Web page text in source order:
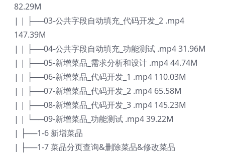
82.29M
| | ├──03-公共字段自动填充_代码开发_2 .mp4
147.39M
| | ├──04-公共字段自动填充_功能测试 .mp4 31.96M
| | ├──05-新增菜品_需求分析和设计 .mp4 44.74M
| | ├──06-新增菜品_代码开发_1 .mp4 110.03M
| | ├──07-新增菜品_代码开发_2 .mp4 65.58M
| | ├──08-新增菜品_代码开发_3 .mp4 145.23M
| | └──09-新增菜品_功能测试 .mp4 39.22M
| ├──1-6 新增菜品
| ├──1-7 菜品分页查询&删除菜品&修改菜品